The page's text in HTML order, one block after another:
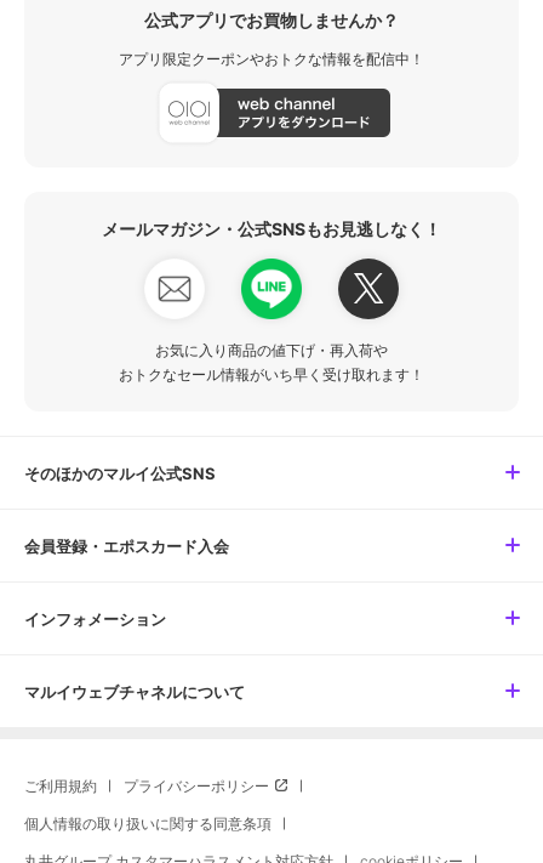
公式アプリでお買物しませんか？
アプリ限定クーポンやおトクな情報を配信中！
メールマガジン・公式SNSもお見逃しなく！
お気に入り商品の値下げ・再入荷や
おトクなセール情報がいち早く受け取れます！
そのほかのマルイ公式SNS
会員登録・エポスカード入会
インフォメーション
マルイウェブチャネルについて
ご利用規約 プライバシーポリシー
個人情報の取り扱いに関する同意条項